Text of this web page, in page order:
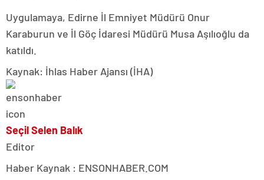
Uygulamaya, Edirne İl Emniyet Müdürü Onur
Karaburun ve İl Göç İdaresi Müdürü Musa Aşılıoğlu da
katıldı.
Kaynak: İhlas Haber Ajansı (İHA)
Seçil Selen Balık
Editor
Haber Kaynak : ENSONHABER.COM